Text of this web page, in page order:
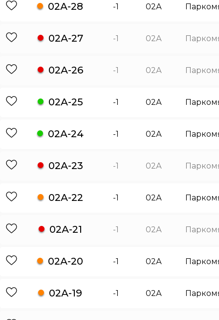
02А-28 -1 02А
02А-27 -1 02А
02А-26 -1 02А
02А-25 -1 02А
02А-24 -1 02А
02А-23 -1 02А
02А-22 -1 02А
02А-21 -1 02А
02А-20 -1 02А
02А-19 -1 02А